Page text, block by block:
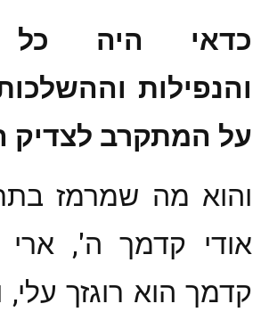
כדאי היה כל
והנפילות
על המתקרב
והוא מה שמרמז
אודי קדמך ה',
קדמך הוא רוגזך עלי,